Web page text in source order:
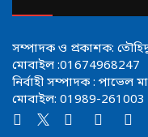
সম্পাদক ও প্রকাশক:
মোবাইল :01674968247
নির্বাহী সম্পাদক : পাভেল
মোবাইল: 01989-261003